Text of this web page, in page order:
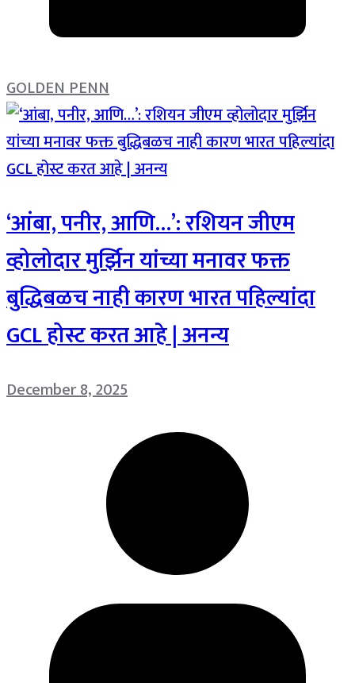
GOLDEN PENN
‘आंबा, पनीर, आणि…’: रशियन जीएम
व्होलोदार मुर्झिन यांच्या मनावर फक्त
बुद्धिबळच नाही कारण भारत पहिल्यांदा
GCL होस्ट करत आहे | अनन्य
December 8, 2025